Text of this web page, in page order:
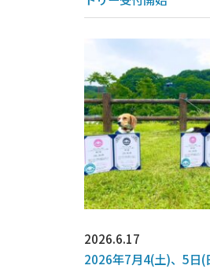
2026.6.17
2026年7月4(土)、5日